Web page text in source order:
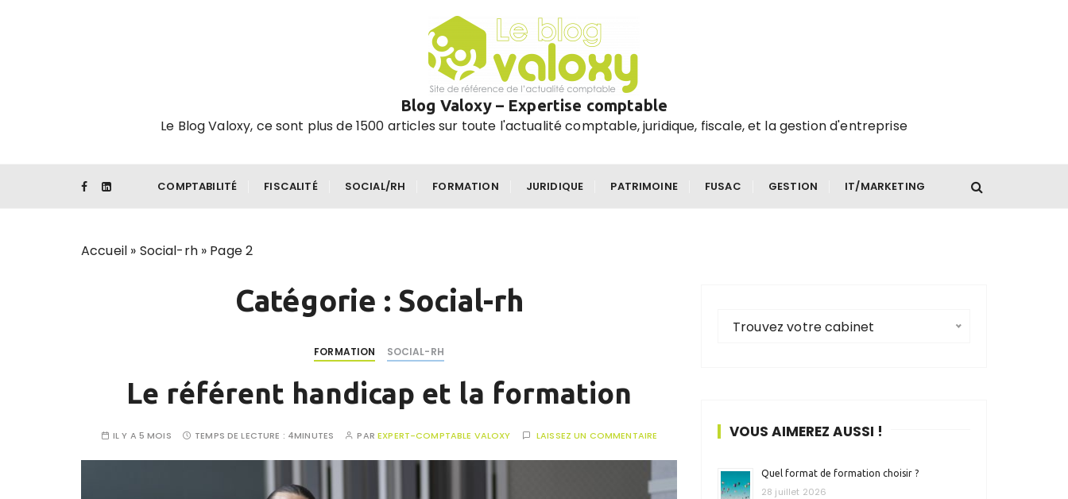
Blog Valoxy – Expertise comptable
Le Blog Valoxy, ce sont plus de 1500 articles sur toute l'actualité comptable, juridique, fiscale, et la gestion d'entreprise
COMPTABILITÉ FISCALITÉ SOCIAL/RH FORMATION JURIDIQUE PATRIMOINE FUSAC GESTION IT/MARKETING
Accueil » Social-rh» Page 2
Catégorie : Social-rh
FORMATION SOCIAL-RH
Le référent handicap et la formation
IL Y A 5 MOIS TEMPS DE LECTURE : 4MINUTES PAREXPERT-COMPTABLE VALOXY LAISSEZ UN COMMENTAIRE
Trouvez votre cabinet
VOUS AIMEREZ AUSSI !
Quel format de formation choisir ?
28 juillet 2026